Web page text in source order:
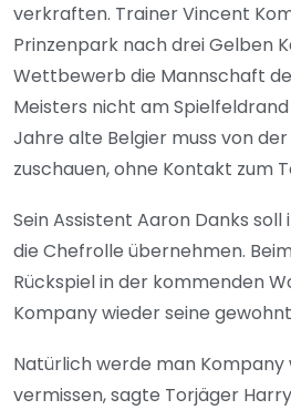
verkraften. Trainer Vincent
Prinzenpark nach drei Gelben
Wettbewerb die Mannschaft
Meisters nicht am
Jahre alte Belgier muss von
zuschauen, ohne Kontakt zum
Sein Assistent Aaron Danks
die Chefrolle übernehmen.
Rückspiel in der kommenden
Kompany wieder seine
Natürlich werde man Kompany
vermissen, sagte Torjäger